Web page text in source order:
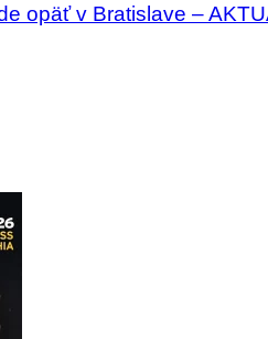
opäť v Bratislave –